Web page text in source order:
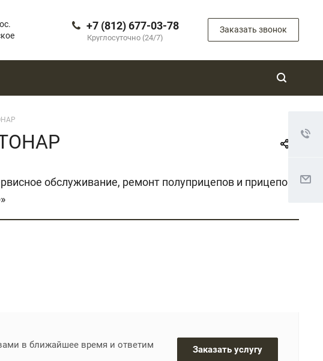
+7 (812) 677-03-78
Круглосуточно (24/7)
Заказать звонок
обслуживание, ремонт полуприцепов и прицепов
в ближайшее время и ответим
Заказать услугу